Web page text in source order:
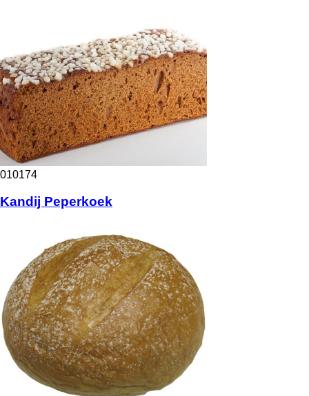
010174
Kandij Peperkoek